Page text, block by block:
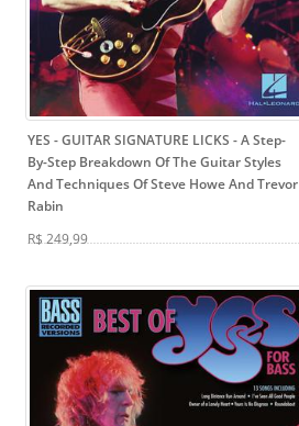
YES - GUITAR SIGNATURE LICKS - A Step-
By-Step Breakdown Of The Guitar Styles
And Techniques Of Steve Howe And Trevor
Rabin
R$ 249,99